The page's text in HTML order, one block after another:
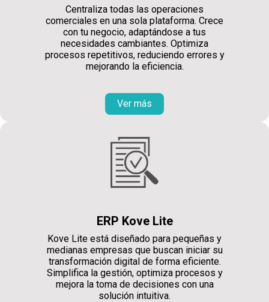
Centraliza todas las operaciones
comerciales en una sola plataforma. Crece
con tu negocio, adaptándose a tus
necesidades cambiantes. Optimiza
procesos repetitivos, reduciendo errores y
mejorando la eficiencia.
Ver más
ERP Kove Lite
Kove Lite está diseñado para pequeñas y
medianas empresas que buscan iniciar su
transformación digital de forma eficiente.
Simplifica la gestión, optimiza procesos y
mejora la toma de decisiones con una
solución intuitiva.